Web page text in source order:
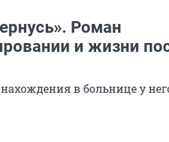
Роман
и жизни
в больнице у